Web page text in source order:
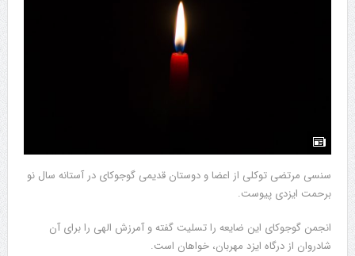
سنسی مرتضی توکلی از اعضا و دوستان قدیمی گوجوکای در آستانه سال نو
برحمت ایزدی پیوست.
انجمن گوجوکای این ضایعه را تسلیت گفته و آمرزش الهی را برای آن
شادروان از درگاه ایزد مهربان، خواهان است.